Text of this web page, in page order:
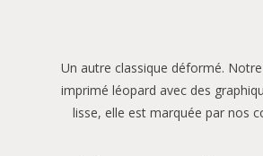
Un autre classique déformé.
imprimé léopard avec des
lisse, elle est marquée par nos